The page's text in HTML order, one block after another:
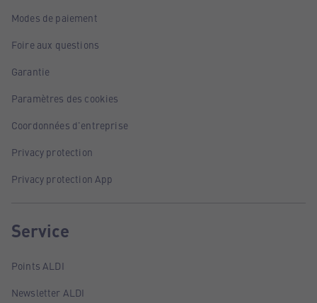
Modes de paiement
Foire aux questions
Garantie
Paramètres des cookies
Coordonnées d'entreprise
Privacy protection
Privacy protection App
Service
Points ALDI
Newsletter ALDI